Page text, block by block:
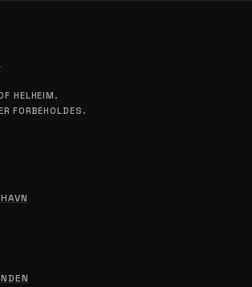
HELHEIM.
FORBEHOLDES.